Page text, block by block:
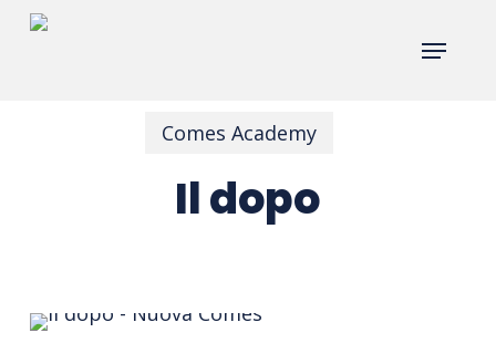
Skip
Menu
Comes Academy
Il dopo